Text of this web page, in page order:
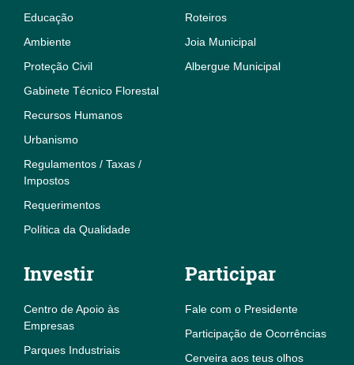
Educação
Ambiente
Proteção Civil
Gabinete Técnico Florestal
Recursos Humanos
Urbanismo
Regulamentos / Taxas /
Impostos
Requerimentos
Política da Qualidade
Roteiros
Joia Municipal
Albergue Municipal
Investir
Centro de Apoio às
Empresas
Parques Industriais
Participar
Fale com o Presidente
Participação de Ocorrências
Cerveira aos teus olhos